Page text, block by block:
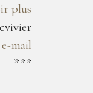
plus
mail
***